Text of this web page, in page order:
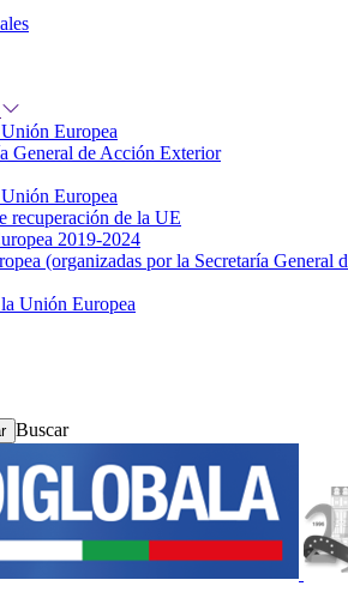
Europea
General de Acción Exterior
Europea
recuperación de la UE
2019-2024
(organizadas por la Secretaría
Unión Europea
Buscar